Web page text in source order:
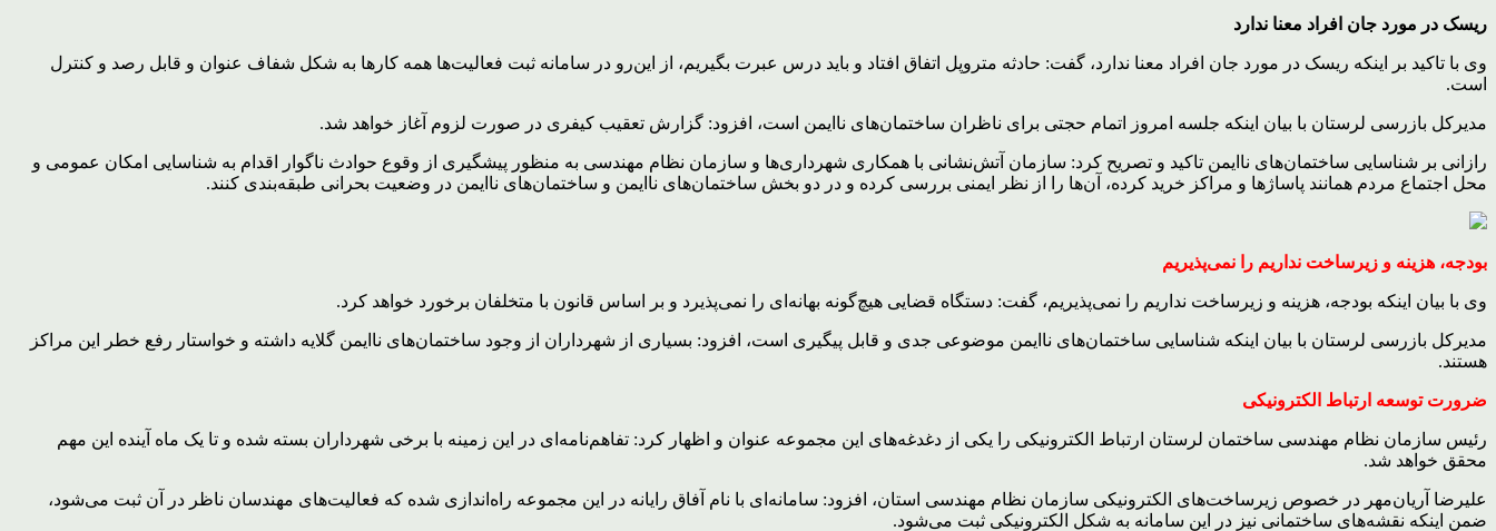
ریسک در مورد جان افراد معنا ندارد
وی با تاکید بر اینکه ریسک در مورد جان افراد معنا ندارد، گفت: حادثه متروپل اتفاق افتاد و باید درس عبرت بگیریم، از این‌رو در سامانه ثبت فعالیت‌ها همه کارها به شکل شفاف عنوان و قابل رصد و کنترل
است.
مدیرکل بازرسی لرستان با بیان اینکه جلسه امروز اتمام حجتی برای ناظران ساختمان‌های ناایمن است، افزود: گزارش تعقیب کیفری در صورت لزوم آغاز خواهد شد.
رازانی بر شناسایی ساختمان‌های ناایمن تاکید و تصریح کرد: سازمان آتش‌نشانی‌ با همکاری شهرداری‌ها و سازمان نظام مهندسی به منظور پیشگیری از وقوع حوادث ناگوار اقدام به شناسایی امکان عمومی و
محل اجتماع مردم همانند پاساژها و مراکز خرید کرده، آن‌ها را از نظر ایمنی بررسی کرده و در دو بخش ساختمان‌های ناایمن و ساختمان‌های ناایمن در وضعیت بحرانی طبقه‌بندی کنند.
بودجه، هزینه و زیرساخت نداریم را نمی‌پذیریم
وی با بیان اینکه بودجه، هزینه و زیرساخت نداریم را نمی‌پذیریم، گفت: دستگاه قضایی هیچ‌گونه بهانه‌ای را نمی‌پذیرد و بر اساس قانون با متخلفان برخورد خواهد کرد.
مدیرکل بازرسی لرستان با بیان اینکه شناسایی ساختمان‌های ناایمن موضوعی جدی و قابل پیگیری است، افزود: بسیاری از شهرداران از وجود ساختمان‌های ناایمن گلایه داشته و خواستار رفع خطر این مراکز
هستند.
ضرورت توسعه ارتباط الکترونیکی
رئیس سازمان نظام مهندسی ساختمان لرستان ارتباط الکترونیکی را یکی از دغدغه‌های این مجموعه عنوان و اظهار کرد: تفاهم‌نامه‌ای در این زمینه با برخی شهرداران بسته شده و تا یک ماه آینده این مهم
محقق خواهد شد.
علیرضا آریان‌مهر در خصوص زیرساخت‌های الکترونیکی سازمان نظام مهندسی استان، افزود: سامانه‌ای با نام آفاق رایانه در این مجموعه راه‌اندازی شده که فعالیت‌های مهندسان ناظر در آن ثبت می‌شود،
ضمن اینکه نقشه‌های ساختمانی نیز در این سامانه به شکل الکترونیکی ثبت می‌شود.